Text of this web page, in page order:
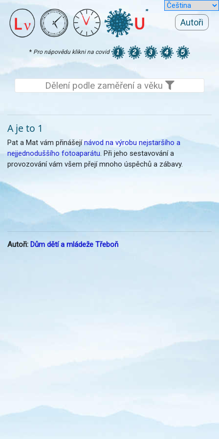
Autoři
* Pro nápovědu klikni na covid
Dělení podle zaměření a věku
A je to 1
Pat a Mat vám přinášejínávod na výrobu nejstaršího a
nejjednoduššího fotoaparátu. Při jeho sestavování a
provozování vám všem přejí mnoho úspěchů a zábavy.
Autoři: Dům dětí a mládeže Třeboň